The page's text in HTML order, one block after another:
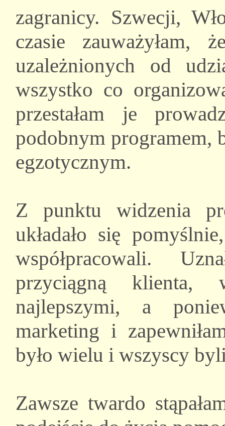
zagranicy. Szwecji,
czasie zauważyłam,
uzależnionych od
wszystko co
przestałam je
podobnym programem,
egzotycznym.
Z punktu widzenia
układało się
współpracowali.
przyciągną klienta,
najlepszymi, a
marketing i
było wielu i wszyscy
Zawsze twardo